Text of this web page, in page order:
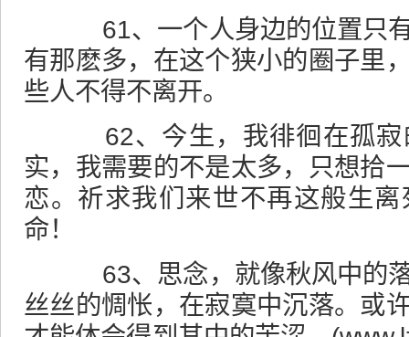
61、一个人身边的位置只有
有那麽多，在这个狭小的圈子里
些人不得不离开。
62、今生，我徘徊在孤寂
实，我需要的不是太多，只想拾
恋。祈求我们来世不再这般生
命！
63、思念，就像秋风中的落
丝丝的惆怅，在寂寞中沉落。或